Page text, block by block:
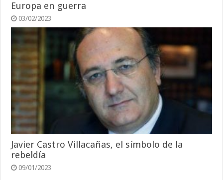
Europa en guerra
03/02/2023
Javier Castro Villacañas, el símbolo de la
rebeldía
09/01/2023